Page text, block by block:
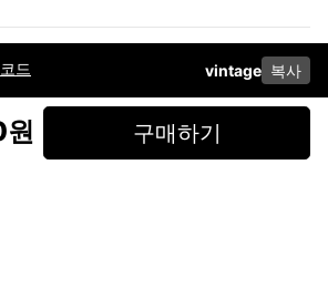
드 vintage 복사
구매하기
매개인정보 처리방침사업자 정보다운로드
인스타그램
페이스북